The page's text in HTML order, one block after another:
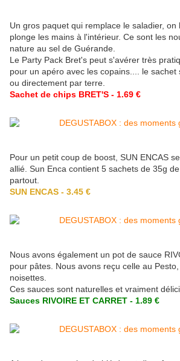
Un gros paquet qui remplace le saladier, on
plonge les mains à l'intérieur. Ce sont les
nature au sel de Guérande.
Le Party Pack Bret's peut s'avérer très
pour un apéro avec les copains.... le sachet
ou directement par terre.
Sachet de chips BRET'S - 1.69 €
Pour un petit coup de boost, SUN ENCAS
allié. Sun Enca contient 5 sachets de 35g
partout.
SUN ENCAS - 3.45 €
Nous avons également un pot de sauce
pour pâtes. Nous avons reçu celle au
noisettes.
Ces sauces sont naturelles et vraiment
Sauces RIVOIRE ET CARRET - 1.89 €